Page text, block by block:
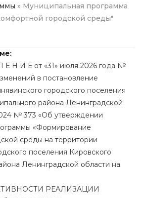
» Муниципальная программа
городской среды"
Н И Е от «31» июля 2026 года №
в постановление
городского поселения
района Ленинградской
№ 373 «Об утверждении
«Формирование
среды на территории
поселения Кировского
Ленинградской области на
РЕАЛИЗАЦИИ